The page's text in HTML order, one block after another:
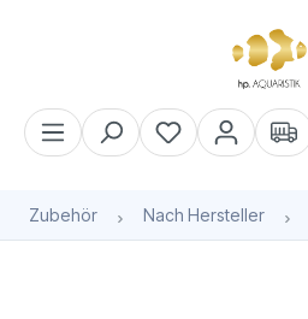
Zubehör Nach Hersteller